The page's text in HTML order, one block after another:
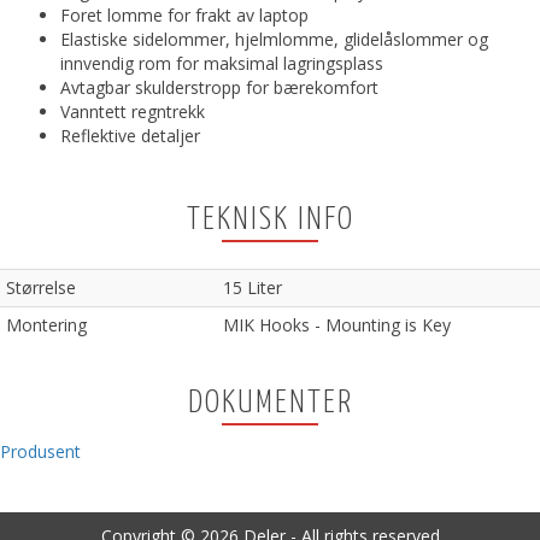
Foret lomme for frakt av laptop
Elastiske sidelommer, hjelmlomme, glidelåslommer og
innvendig rom for maksimal lagringsplass
Avtagbar skulderstropp for bærekomfort
Vanntett regntrekk
Reflektive detaljer
TEKNISK INFO
Størrelse
15 Liter
Montering
MIK Hooks - Mounting is Key
DOKUMENTER
Produsent